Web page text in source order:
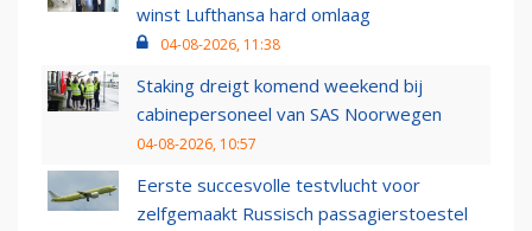
winst Lufthansa hard omlaag
04-08-2026, 11:38
Staking dreigt komend weekend bij
cabinepersoneel van SAS Noorwegen
04-08-2026, 10:57
Eerste succesvolle testvlucht voor
zelfgemaakt Russisch passagierstoestel